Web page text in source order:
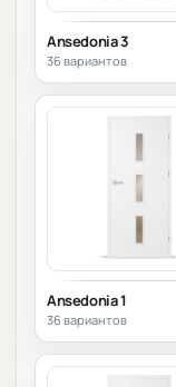
Ansedonia 3
36 вариантов
Ansedonia 1
36 вариантов